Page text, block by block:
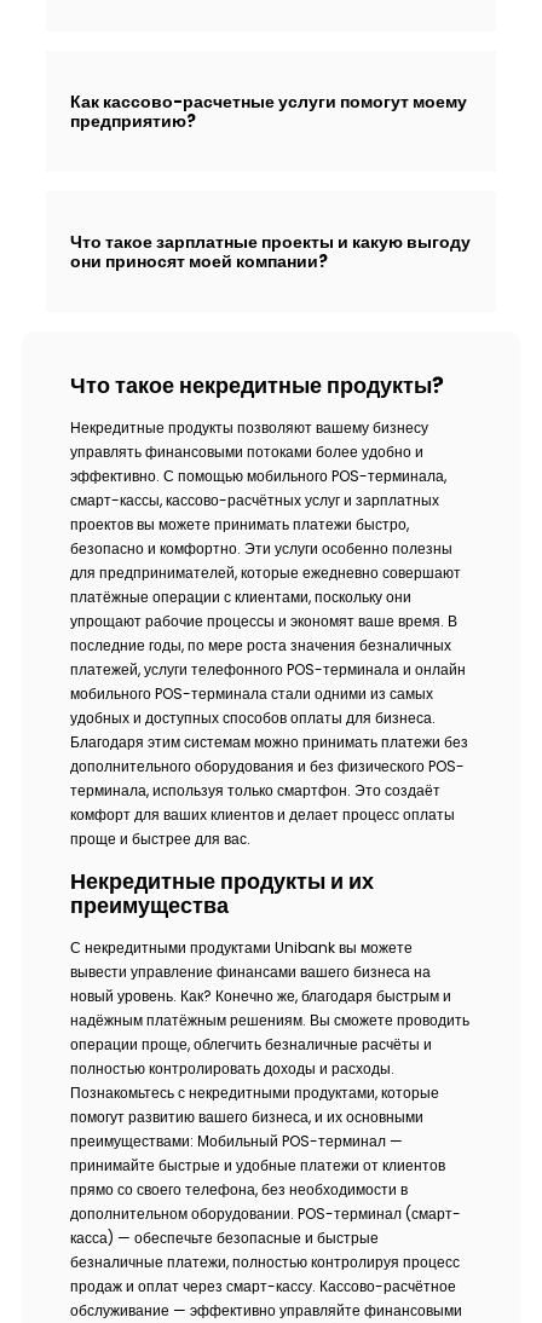
Как кассово-расчетные услуги помогут моему
предприятию?
Что такое зарплатные проекты и какую выгоду
они приносят моей компании?
Что такое некредитные продукты?
Некредитные продукты позволяют вашему бизнесу
управлять финансовыми потоками более удобно и
эффективно. С помощью мобильного POS-терминала,
смарт-кассы, кассово-расчётных услуг и зарплатных
проектов вы можете принимать платежи быстро,
безопасно и комфортно. Эти услуги особенно полезны
для предпринимателей, которые ежедневно совершают
платёжные операции с клиентами, поскольку они
упрощают рабочие процессы и экономят ваше время. В
последние годы, по мере роста значения безналичных
платежей, услуги телефонного POS-терминала и онлайн
мобильного POS-терминала стали одними из самых
удобных и доступных способов оплаты для бизнеса.
Благодаря этим системам можно принимать платежи без
дополнительного оборудования и без физического POS-
терминала, используя только смартфон. Это создаёт
комфорт для ваших клиентов и делает процесс оплаты
проще и быстрее для вас.
Некредитные продукты и их
преимущества
С некредитными продуктами Unibank вы можете
вывести управление финансами вашего бизнеса на
новый уровень. Как? Конечно же, благодаря быстрым и
надёжным платёжным решениям. Вы сможете проводить
операции проще, облегчить безналичные расчёты и
полностью контролировать доходы и расходы.
Познакомьтесь с некредитными продуктами, которые
помогут развитию вашего бизнеса, и их основными
преимуществами: Мобильный POS-терминал —
принимайте быстрые и удобные платежи от клиентов
прямо со своего телефона, без необходимости в
дополнительном оборудовании. POS-терминал (смарт-
касса) — обеспечьте безопасные и быстрые
безналичные платежи, полностью контролируя процесс
продаж и оплат через смарт-кассу. Кассово-расчётное
обслуживание — эффективно управляйте финансовыми